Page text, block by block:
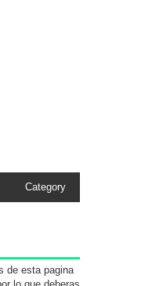
Category
de esta pagina